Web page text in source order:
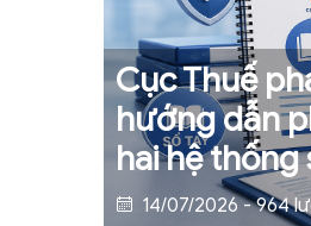
Cục Thuế
hướng dẫn
hai hệ thống
14/07/2026 - 964